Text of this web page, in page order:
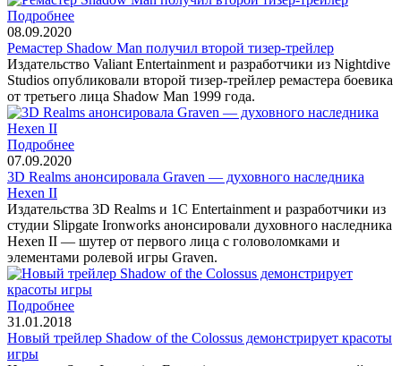
Подробнее
08.09.2020
Ремастер Shadow Man получил второй тизер-трейлер
Издательство Valiant Entertainment и разработчики из Nightdive
Studios опубликовали второй тизер-трейлер ремастера боевика
от третьего лица Shadow Man 1999 года.
Подробнее
07.09.2020
3D Realms анонсировала Graven — духовного наследника
Hexen II
Издательства 3D Realms и 1C Entertainment и разработчики из
студии Slipgate Ironworks анонсировали духовного наследника
Hexen II — шутер от первого лица с головоломками и
элементами ролевой игры Graven.
Подробнее
31.01.2018
Новый трейлер Shadow of the Colossus демонстрирует красоты
игры